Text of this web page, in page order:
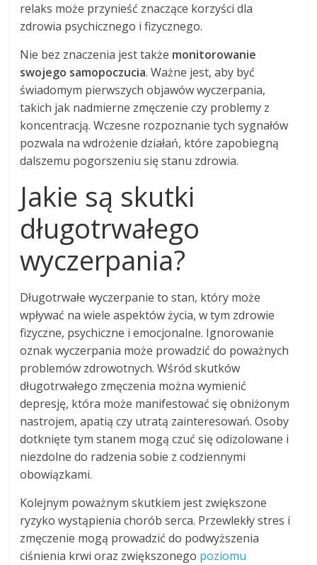
relaks może przynieść znaczące korzyści dla
zdrowia psychicznego i fizycznego.
Nie bez znaczenia jest także monitorowanie
swojego samopoczucia. Ważne jest, aby być
świadomym pierwszych objawów wyczerpania,
takich jak nadmierne zmęczenie czy problemy z
koncentracją. Wczesne rozpoznanie tych sygnałów
pozwala na wdrożenie działań, które zapobiegną
dalszemu pogorszeniu się stanu zdrowia.
Jakie są skutki
długotrwałego
wyczerpania?
Długotrwałe wyczerpanie to stan, który może
wpływać na wiele aspektów życia, w tym zdrowie
fizyczne, psychiczne i emocjonalne. Ignorowanie
oznak wyczerpania może prowadzić do poważnych
problemów zdrowotnych. Wśród skutków
długotrwałego zmęczenia można wymienić
depresję, która może manifestować się obniżonym
nastrojem, apatią czy utratą zainteresowań. Osoby
dotknięte tym stanem mogą czuć się odizolowane i
niezdolne do radzenia sobie z codziennymi
obowiązkami.
Kolejnym poważnym skutkiem jest zwiększone
ryzyko wystąpienia chorób serca. Przewlekły stres i
zmęczenie mogą prowadzić do podwyższenia
ciśnienia krwi oraz zwiększonego poziomu